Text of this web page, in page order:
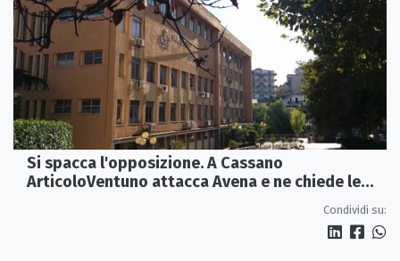
Si spacca l'opposizione. A Cassano
ArticoloVentuno attacca Avena e ne chiede le
Condividi su: